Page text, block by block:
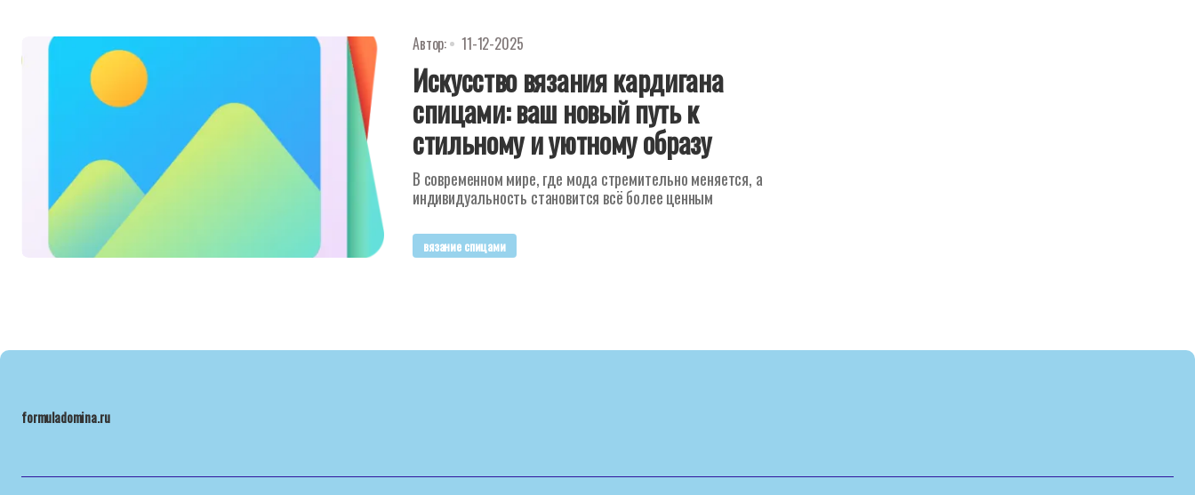
Автор: 11-12-2025
Искусство вязания кардигана
спицами: ваш новый путь к
стильному и уютному образу
В современном мире, где мода стремительно меняется, а
индивидуальность становится всё более ценным
вязание спицами
formuladomina.ru